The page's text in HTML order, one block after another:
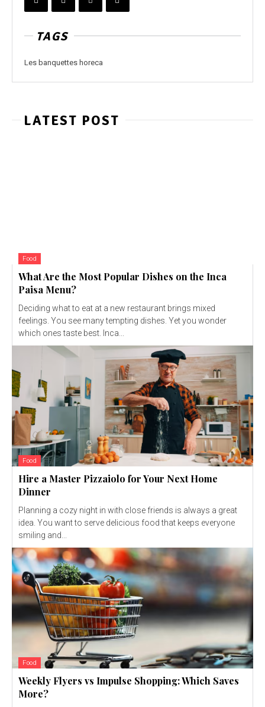
TAGS
Les banquettes horeca
LATEST POST
Food
What Are the Most Popular Dishes on the Inca
Paisa Menu?
Deciding what to eat at a new restaurant brings mixed
feelings. You see many tempting dishes. Yet you wonder
which ones taste best. Inca...
Food
Hire a Master Pizzaiolo for Your Next Home
Dinner
Planning a cozy night in with close friends is always a great
idea. You want to serve delicious food that keeps everyone
smiling and...
Food
Weekly Flyers vs Impulse Shopping: Which Saves
More?